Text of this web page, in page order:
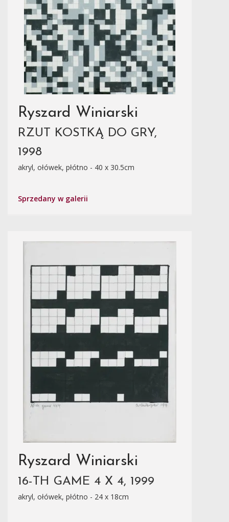
Ryszard Winiarski
RZUT KOSTKĄ DO GRY,
1998
akryl, ołówek, płótno - 40 x 30.5cm
Sprzedany w galerii
Ryszard Winiarski
16-TH GAME 4 X 4, 1999
akryl, ołówek, płótno - 24 x 18cm